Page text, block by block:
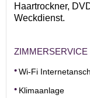
Haartrockner,
Weckdienst.
ZIMMERSERVICE
Wi-Fi
Klimaanlage